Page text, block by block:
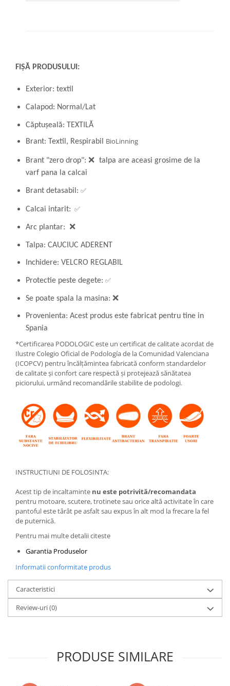
FIȘĂ PRODUSULUI:
Exterior: textil
Calapod: Normal/Lat
Căptușeală: TEXTILĂ
Brant: Textil, Respirabil BioLinning
Brant "zero drop": ❌ talpa are aceasi grosime de la
varf pana la calcai
Brant detasabil: ✅
Calcai intarit: ✅
Arc plantar: ❌
Talpa: CAUCIUC ADERENT
Inchidere: VELCRO REGLABIL
Protectie peste degete: ✅
Se poate spala la masina: ❌
Provenienta: Acest produs este fabricat pentru tine in
Spania
*Certificarea PODOLOGIC este un certificat de calitate acordat de
Ilustre Colegio Oficial de Podología de la Comunidad Valenciana
(ICOPCV) pentru încălțămintea fabricată conform standardelor
de calitate și confort care respectă și protejează sănătatea
piciorului, urmând recomandările stabilite de podologi.
INSTRUCTIUNI DE FOLOSINTA:
Acest tip de incaltaminte nu este potrivită/recomandata
pentru motoare, scutere, trotinete sau orice altă activitate în care
pantoful este târât pe asfalt sau expus în alt mod la frecare la fel
de puternică.
Pentru mai multe detalii citeste
Garantia Produselor
Informatii conformitate produs
Caracteristici
Review-uri(0)
PRODUSE SIMILARE